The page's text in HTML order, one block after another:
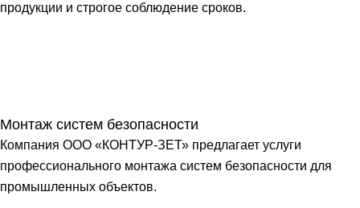
продукции и строгое соблюдение сроков.
Монтаж систем безопасности
Компания ООО «КОНТУР-ЗЕТ» предлагает услуги
профессионального монтажа систем безопасности для
промышленных объектов.